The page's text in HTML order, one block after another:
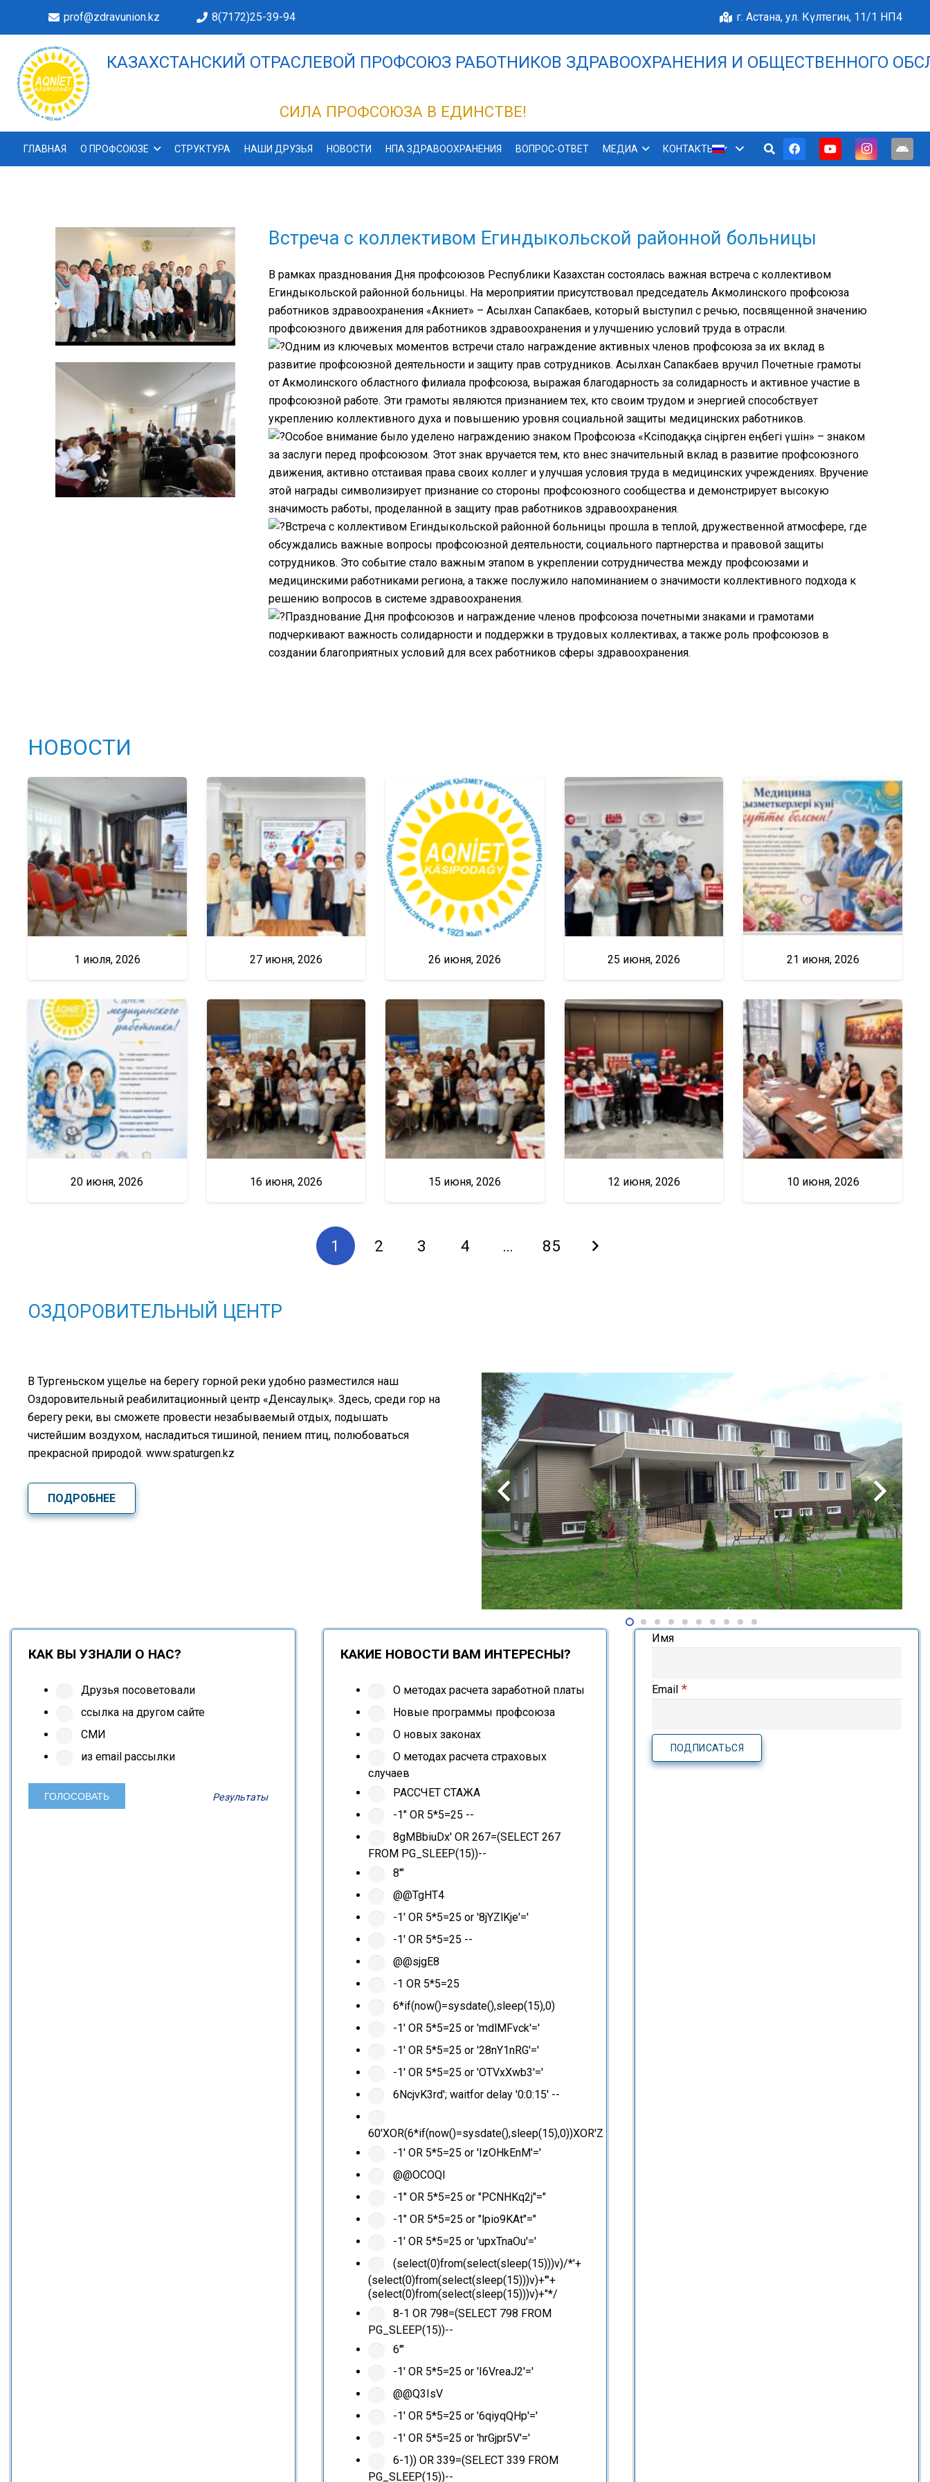
prof@zdravunion.kz 8(7172)25-39-94 г. Астана, ул. Күлтегин, 11/1 НП4
КАЗАХСТАНСКИЙ ОТРАСЛЕВОЙ ПРОФСОЮЗ РАБОТНИКОВ ЗДРАВООХРАНЕНИЯ И ОБЩЕСТВЕННОГО
СИЛА ПРОФСОЮЗА В ЕДИНСТВЕ!
ГЛАВНАЯ О ПРОФСОЮЗЕ СТРУКТУРА НАШИ ДРУЗЬЯ НОВОСТИ НПА ЗДРАВООХРАНЕНИЯ ВОПРОС-ОТВЕТ МЕДИА КОНТАКТЫ
Встреча с коллективом Егиндыкольской районной больницы
В рамках празднования Дня профсоюзов Республики Казахстан состоялась важная встреча с коллективом
Егиндыкольской районной больницы. На мероприятии присутствовал председатель Акмолинского профсоюза
работников здравоохранения «Акниет» – Асылхан Сапакбаев, который выступил с речью, посвященной значению
профсоюзного движения для работников здравоохранения и улучшению условий труда в отрасли.
Одним из ключевых моментов встречи стало награждение активных членов профсоюза за их вклад в
развитие профсоюзной деятельности и защиту прав сотрудников. Асылхан Сапакбаев вручил Почетные грамоты
от Акмолинского областного филиала профсоюза, выражая благодарность за солидарность и активное участие в
профсоюзной работе. Эти грамоты являются признанием тех, кто своим трудом и энергией способствует
укреплению коллективного духа и повышению уровня социальной защиты медицинских работников.
Особое внимание было уделено награждению знаком Профсоюза «Кәсіподаққа сіңірген еңбегі үшін» – знаком
за заслуги перед профсоюзом. Этот знак вручается тем, кто внес значительный вклад в развитие профсоюзного
движения, активно отстаивая права своих коллег и улучшая условия труда в медицинских учреждениях. Вручение
этой награды символизирует признание со стороны профсоюзного сообщества и демонстрирует высокую
значимость работы, проделанной в защиту прав работников здравоохранения.
Встреча с коллективом Егиндыкольской районной больницы прошла в теплой, дружественной атмосфере, где
обсуждались важные вопросы профсоюзной деятельности, социального партнерства и правовой защиты
сотрудников. Это событие стало важным этапом в укреплении сотрудничества между профсоюзами и
медицинскими работниками региона, а также послужило напоминанием о значимости коллективного подхода к
решению вопросов в системе здравоохранения.
Празднование Дня профсоюзов и награждение членов профсоюза почетными знаками и грамотами
подчеркивают важность солидарности и поддержки в трудовых коллективах, а также роль профсоюзов в
создании благоприятных условий для всех работников сферы здравоохранения.
НОВОСТИ
1 июля, 2026 27 июня, 2026 26 июня, 2026 25 июня, 2026 21 июня, 2026
20 июня, 2026 16 июня, 2026 15 июня, 2026 12 июня, 2026 10 июня, 2026
1 2 3 4 … 85
ОЗДОРОВИТЕЛЬНЫЙ ЦЕНТР
В Тургеньском ущелье на берегу горной реки удобно разместился наш
Оздоровительный реабилитационный центр «Денсаулық». Здесь, среди гор на
берегу реки, вы сможете провести незабываемый отдых, подышать
чистейшим воздухом, насладиться тишиной, пением птиц, полюбоваться
прекрасной природой. www.spaturgen.kz
ПОДРОБНЕЕ
КАК ВЫ УЗНАЛИ О НАС?
Друзья посоветовали
ссылка на другом сайте
СМИ
из email рассылки
Результаты
КАКИЕ НОВОСТИ ВАМ ИНТЕРЕСНЫ?
О методах расчета заработной платы
Новые программы профсоюза
О новых законах
О методах расчета страховых
случаев
РАССЧЕТ СТАЖА
-1" OR 5*5=25 --
8gMBbiuDx' OR 267=(SELECT 267
FROM PG_SLEEP(15))--
8'"
@@TgHT4
-1' OR 5*5=25 or '8jYZlKje'='
-1' OR 5*5=25 --
@@sjgE8
-1 OR 5*5=25
6*if(now()=sysdate(),sleep(15),0)
-1' OR 5*5=25 or 'mdlMFvck'='
-1' OR 5*5=25 or '28nY1nRG'='
-1' OR 5*5=25 or 'OTVxXwb3'='
6NcjvK3rd'; waitfor delay '0:0:15' --
60'XOR(6*if(now()=sysdate(),sleep(15),0))XOR'Z
-1' OR 5*5=25 or 'IzOHkEnM'='
@@OCOQl
-1" OR 5*5=25 or "PCNHKq2j"="
-1" OR 5*5=25 or "lpio9KAt"="
-1' OR 5*5=25 or 'upxTnaOu'='
(select(0)from(select(sleep(15)))v)/*'+
(select(0)from(select(sleep(15)))v)+'"+
(select(0)from(select(sleep(15)))v)+"*/
8-1 OR 798=(SELECT 798 FROM
PG_SLEEP(15))--
6'"
-1' OR 5*5=25 or 'I6VreaJ2'='
@@Q3IsV
-1' OR 5*5=25 or '6qiyqQHp'='
-1' OR 5*5=25 or 'hrGjpr5V'='
6-1)) OR 339=(SELECT 339 FROM
PG_SLEEP(15))--
Имя
Email*